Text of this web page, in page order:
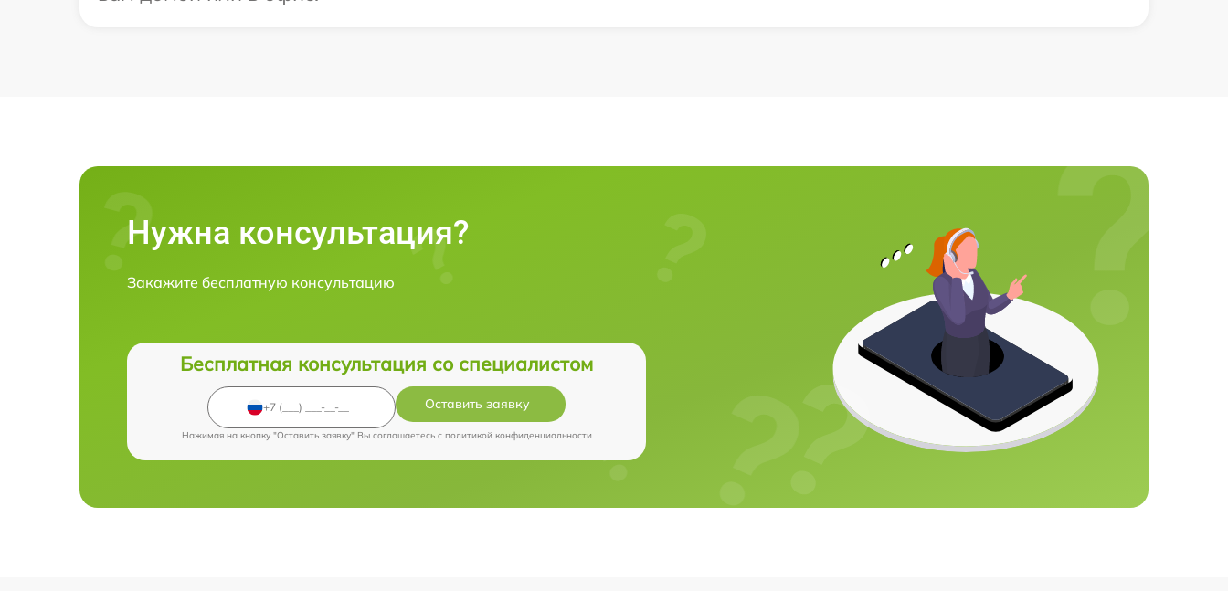
Нужна консультация?
Закажите бесплатную консультацию
Бесплатная консультация со специалистом
Оставить заявку
Нажимая на кнопку "Оставить заявку" Вы соглашаетесь c политикой конфиденциальности